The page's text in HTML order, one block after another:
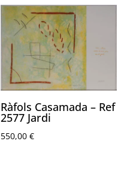
Ràfols Casamada – Ref
2577 Jardi
550,00€